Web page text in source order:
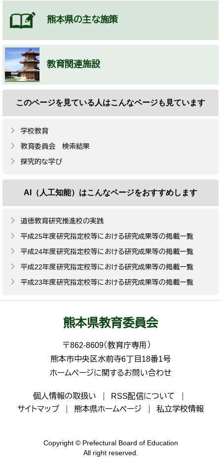
熊本県の主な施策
教育関連施設
このページを見ている人はこんなページも見ています
学校教育
教育委員会 検索結果
探究的な学び
AI（人工知能）はこんなページをおすすめします
道徳教育研究推進校の実践
平成25年度研究指定校等における研究成果等の掲載一覧
平成24年度研究指定校等における研究成果等の掲載一覧
平成22年度研究指定校等における研究成果等の掲載一覧
平成23年度研究指定校等における研究成果等の掲載一覧
熊本県教育委員会
〒862-8609（教育庁専用）
熊本市中央区水前寺6丁目18番1号
ホームページに関するお問い合わせ
個人情報の取扱い
RSS配信について
サイトマップ
熊本県ホームページ 私立学校情報
Copyright © Prefectural Board of Education
All right reserved.